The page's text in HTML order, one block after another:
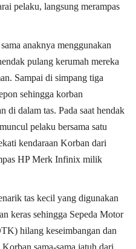
pelaku, langsung merampas
anaknya menggunakan
pulang kerumah mereka
Sampai di simpang tiga
sehingga korban
di dalam tas. Pada saat hendak
pelaku bersama satu
kendaraan Korban dari
HP Merk Infinix milik
tas kecil yang digunakan
keras sehingga Sepeda Motor
hilang keseimbangan dan
sama-sama jatuh dari